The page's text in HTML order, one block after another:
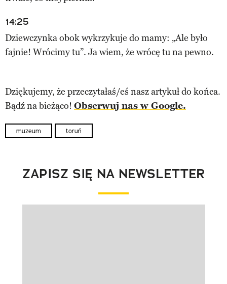
14:25
Dziewczynka obok wykrzykuje do mamy: „Ale było
fajnie! Wrócimy tu”. Ja wiem, że wrócę tu na pewno.
Dziękujemy, że przeczytałaś/eś nasz artykuł do końca.
Bądź na bieżąco! Obserwuj nas w Google.
muzeum toruń
ZAPISZ SIĘ NA NEWSLETTER